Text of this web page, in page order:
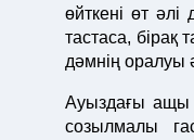
өйткені өт
тастаса, бірақ
дәмнің оралуы
Ауыздағы ащы
созылмалы